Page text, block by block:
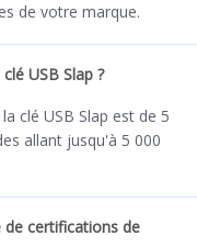
de votre marque.
USB Slap ?
clé USB Slap est de 5
allant jusqu'à 5 000
de certifications de